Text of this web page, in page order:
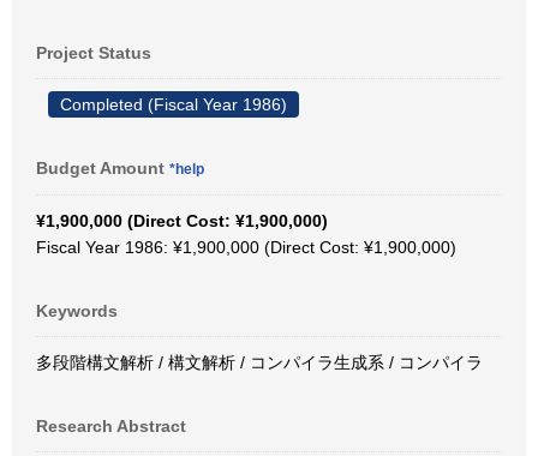
Project Status
Completed (Fiscal Year 1986)
Budget Amount *help
¥1,900,000 (Direct Cost: ¥1,900,000)
Fiscal Year 1986: ¥1,900,000 (Direct Cost: ¥1,900,000)
Keywords
多段階構文解析 / 構文解析 / コンパイラ生成系 / コンパイラ
Research Abstract